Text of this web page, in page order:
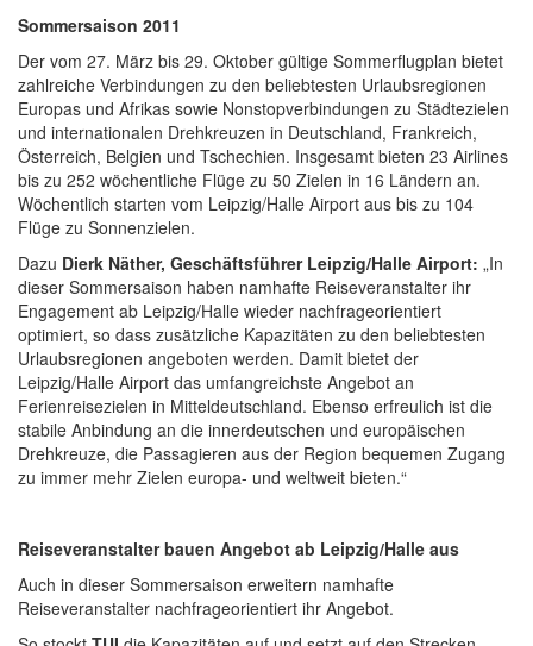
Sommersaison 2011
Der vom 27. März bis 29. Oktober gültige Sommerflugplan bietet
zahlreiche Verbindungen zu den beliebtesten Urlaubsregionen
Europas und Afrikas sowie Nonstopverbindungen zu Städtezielen
und internationalen Drehkreuzen in Deutschland, Frankreich,
Österreich, Belgien und Tschechien. Insgesamt bieten 23 Airlines
bis zu 252 wöchentliche Flüge zu 50 Zielen in 16 Ländern an.
Wöchentlich starten vom Leipzig/Halle Airport aus bis zu 104
Flüge zu Sonnenzielen.
Dazu Dierk Näther, Geschäftsführer Leipzig/Halle Airport: „In
dieser Sommersaison haben namhafte Reiseveranstalter ihr
Engagement ab Leipzig/Halle wieder nachfrageorientiert
optimiert, so dass zusätzliche Kapazitäten zu den beliebtesten
Urlaubsregionen angeboten werden. Damit bietet der
Leipzig/Halle Airport das umfangreichste Angebot an
Ferienreisezielen in Mitteldeutschland. Ebenso erfreulich ist die
stabile Anbindung an die innerdeutschen und europäischen
Drehkreuze, die Passagieren aus der Region bequemen Zugang
zu immer mehr Zielen europa- und weltweit bieten.“
Reiseveranstalter bauen Angebot ab Leipzig/Halle aus
Auch in dieser Sommersaison erweitern namhafte
Reiseveranstalter nachfrageorientiert ihr Angebot.